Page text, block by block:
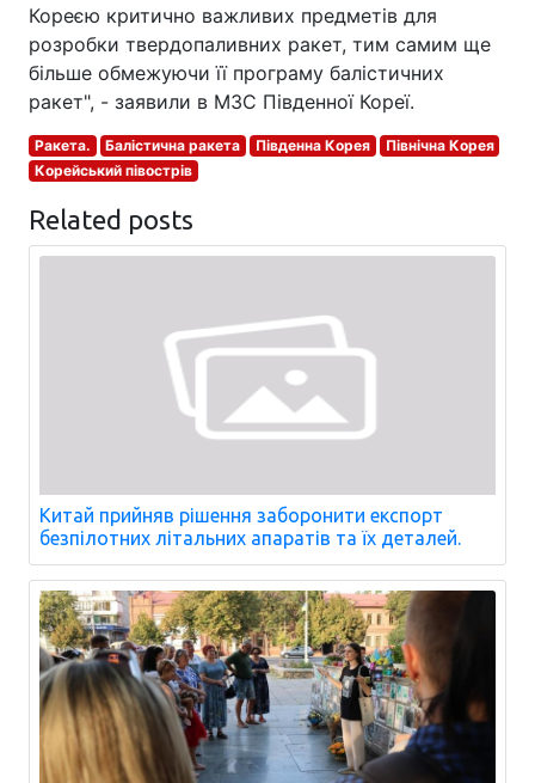
Кореєю критично важливих предметів для
розробки твердопаливних ракет, тим самим ще
більше обмежуючи її програму балістичних
ракет", - заявили в МЗС Південної Кореї.
Ракета. Балістична ракета Південна Корея
Північна Корея
Корейський півострів
Related posts
Китай прийняв рішення заборонити експорт
безпілотних літальних апаратів та їх деталей.